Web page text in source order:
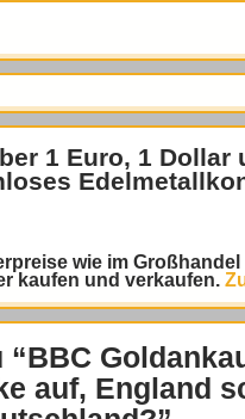
1 Euro, 1 Dollar
wie im
kaufen und verkaufen.
auf, England